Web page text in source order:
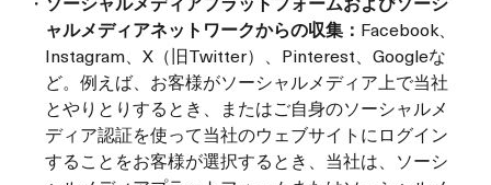
ャルメディアネットワークからの収集： Facebook、
Instagram、X（旧Twitter）、Pinterest、Googleな
ど。例えば、お客様がソーシャルメディア上で当社
とやりとりするとき、またはご自身のソーシャルメ
ディア認証を使って当社のウェブサイトにログイン
することをお客様が選択するとき、当社は、ソーシ